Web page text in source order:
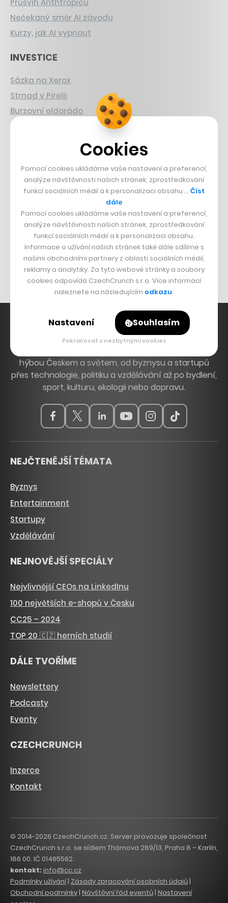
Průšvih Anthtropicu
Nečekaný směr AI závodu
Kurzy, jak AI vypnout
INVESTICE
Sázka na Xerox
Strnad v Pirelli
Burzovní eldorádo
Boční projekt, co se zvrtnul
Francouzský šéfkuchař na Šumavě
Dva golfisti, co pečou
DESIGN
Bomma není tichá
Originální hodinky
Nábytek z betonu
Hlavní zdroj inspirace. Věnujeme se tématům, která
hýbou Českem a světem, od byznysu a startupů
přes technologie, politiku a vzdělávání až po bydlení,
sport, kulturu, ekologii nebo dopravu.
NEJČTENĚJŠÍ TÉMATA
Byznys
Entertainment
Startupy
Vzdělávání
NEJNOVĚJŠÍ SPECIÁLY
Nejvlivnější CEOs na LinkedInu
100 největších e-shopů v Česku
CC25 – 2024
TOP 20 🇨🇿 herních studií
DÁLE TVOŘÍME
Newslettery
Podcasty
Eventy
CZECHCRUNCH
Inzerce
Kontakt
© 2014-2026 CzechCrunch.cz. Server provozuje společnost
CzechCrunch s.r.o. se sídlem Thámova 289/13, Praha 8 – Karlín,
186 00. IČ 01465562.
kontakt:info@cc.cz
Podmínky užívání| Zásady zpracování osobních údajů |
Obchodní podmínky | Návštěvní řád eventů | Nastavení
Cookies
Pomocí cookies ukládáme vaše nastavení a preferencí,
analýze návštěvnosti našich stránek, zprostředkování
funkcí sociálních médií a k personalizaci obsahu … Číst
dále
Pomocí cookies ukládáme vaše nastavení a preferencí,
analýze návštěvnosti našich stránek, zprostředkování
funkcí sociálních médií a k personalizaci obsahu.
Informace o užívání našich stránek také dále sdílíme s
našimi obchodními partnery z oblasti sociálních médií,
reklamy a analytiky. Za tyto webové stránky a soubory
cookies odpovídá CzechCrunch s.r.o. Více informací
naleznete na následujícím odkazu.
Nastavení Souhlasím
Pokračovat s nezbytnými cookies